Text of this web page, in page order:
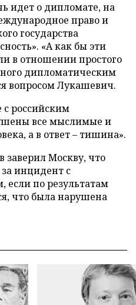
идет о дипломате, на
право и
государства
«А как бы эти
в отношении простого
дипломатическим
вопросом Лукашевич.
с российским
все мыслимые и
а в ответ – тишина».
Москву, что
за инцидент с
если по результатам
что была нарушена